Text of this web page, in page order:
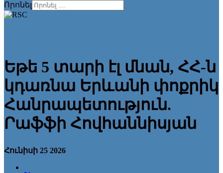
Որոնել
Եթե 5 տարի էլ մնան, ՀՀ-ն
կդառնա Երևանի փոքրիկ
Հանրապետություն.
Րաֆֆի Հովհաննիսյան
Հունիսի 25 2026